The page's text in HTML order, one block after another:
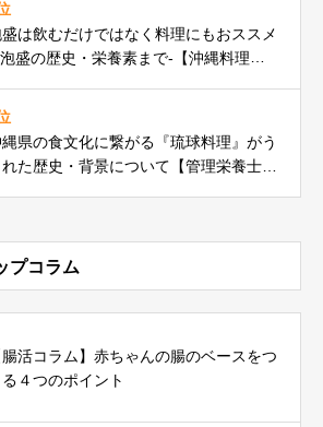
は飲むだけではなく料理にもおススメ
盛の歴史・栄養素まで-【沖縄料理研
県の食文化に繋がる『琉球料理』がう
れた歴史・背景について【管理栄養士コ
プコラム
腸活コラム】赤ちゃんの腸のベースをつ
る４つのポイント